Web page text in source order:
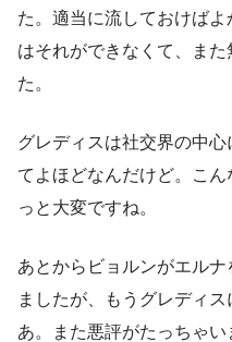
た。適当に流しておけば
はそれができなくて、ま
た。
グレディスは社交界の中
てよほどなんだけど。こ
っと大変ですね。
あとからビョルンがエル
ましたが、もうグレディ
あ。また悪評がたっちゃい